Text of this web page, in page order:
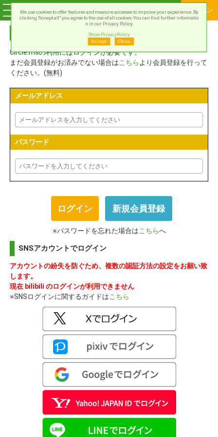
ログイン
Circle.msアカウントでログイン
Circle.msの利用にはログインが必要です。
まだ会員登録がお済みでない場合はこちら より会員登録を行って
ください。(無料)
メールアドレス
パスワード
新規会員登録
※パスワードを忘れた場合はこちらへ
SNSアカウントでログイン
アカウントの紛失を防ぐため、複数の認証方法の設定をお願い致
します。
現在 bilibili のログインが利用できません
※SNSログインに関するガイドはこちら
We use cookies to offer features and measure accesses to improve your experience. By
clicking “Accept all” you agree to the use of all cookies. You can find further informatio
n in our Privacy Policy.
Show PrivacyPolicy
Accept
Close